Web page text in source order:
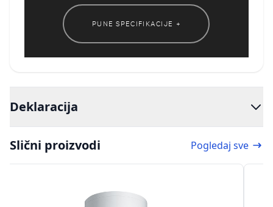
PUNE SPECIFIKACIJE +
Deklaracija
Slični proizvodi Pogledaj sve